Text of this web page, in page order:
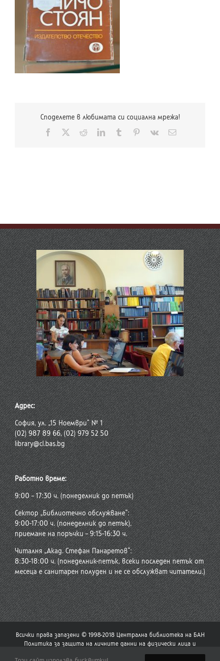
Споделете в любимата си социална мрежа!
Facebook RedditLinkedInTumblr Pinterest
Vk
Електронна
Адрес:
София, ул. „15 Ноември“ № 1
(02) 987 89 66, (02) 979 52 50
library@cl.bas.bg
Работно време:
9:00 – 17:30 ч. (понеделник до петък)
Сектор „Библиотечно обслужване“:
9:00-17:00 ч. (понеделник до петък),
приемане на поръчки – 9:15-16:30 ч.
Читалня „Акад. Стефан Панаретов“:
8:30-18:00 ч. (понеделник-петък, всеки последен петък от
месеца е санитарен полуден и не се обслужват читатели.)
Всички права запазени © 1998-2018 Централна библиотека на БАН
Политика за защита на личните данни на физически лица и
политика за употреба на бисквитки